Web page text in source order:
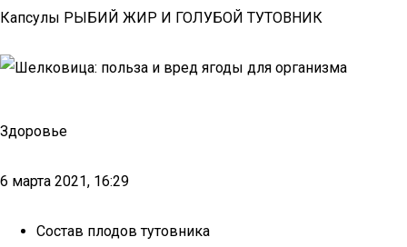
Капсулы РЫБИЙ ЖИР И ГОЛУБОЙ ТУТОВНИК
Здоровье
6 марта 2021, 16:29
Состав плодов тутовника